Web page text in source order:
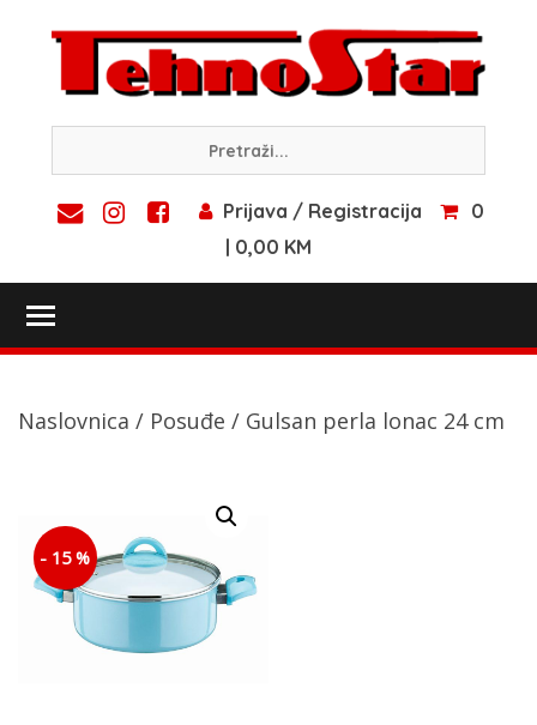
content
Prijava / Registracija
0
| 0,00 KM
Naslovnica / Posuđe / Gulsan perla lonac 24 cm
- 15 %